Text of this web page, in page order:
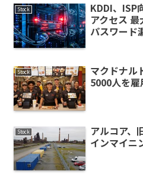
Stock
KDDI、ISP
アクセス
パスワード
Stock
マクドナル
5000人を雇
Stock
アルコア、
インマイニ